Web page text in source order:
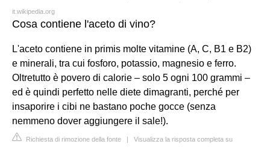
it.wikipedia.org
Cosa contiene l'aceto di vino?
L'aceto contiene in primis molte vitamine (A, C, B1 e B2)
e minerali, tra cui fosforo, potassio, magnesio e ferro.
Oltretutto è povero di calorie – solo 5 ogni 100 grammi –
ed è quindi perfetto nelle diete dimagranti, perché per
insaporire i cibi ne bastano poche gocce (senza
nemmeno dover aggiungere il sale!).
Richiesta di rimozione della fonte | Visualizza la risposta completa su